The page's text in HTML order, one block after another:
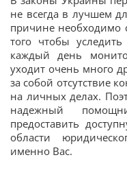
не всегда в лучшем
причине необходимо
того чтобы
каждый день
уходит очень много
за собой отсутствие
на личных делах.
надежный
предоставить
области
именно Вас.